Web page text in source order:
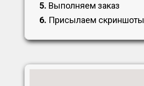
5. Выполняем заказ
6. Присылаем скриншоты